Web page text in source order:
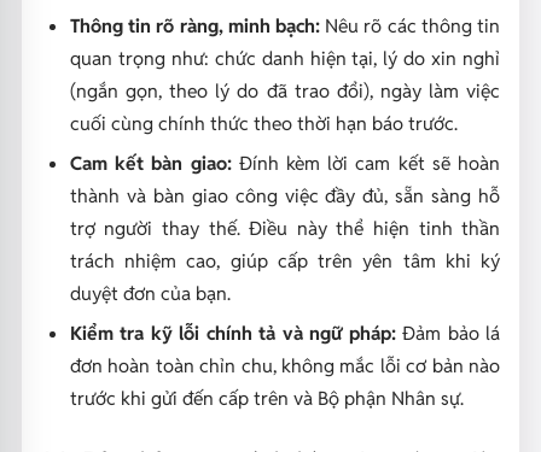
Thông tin rõ ràng, minh bạch: Nêu rõ các thông tin
quan trọng như: chức danh hiện tại, lý do xin nghỉ
(ngắn gọn, theo lý do đã trao đổi), ngày làm việc
cuối cùng chính thức theo thời hạn báo trước.
Cam kết bàn giao:Đính kèm lời cam kết sẽ hoàn
thành và bàn giao công việc đầy đủ, sẵn sàng hỗ
trợ người thay thế. Điều này thể hiện tinh thần
trách nhiệm cao, giúp cấp trên yên tâm khi ký
duyệt đơn của bạn.
Kiểm tra kỹ lỗi chính tả và ngữ pháp:Đảm bảo lá
đơn hoàn toàn chỉn chu, không mắc lỗi cơ bản nào
trước khi gửi đến cấp trên và Bộ phận Nhân sự.